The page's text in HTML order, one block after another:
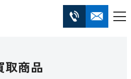
取商品